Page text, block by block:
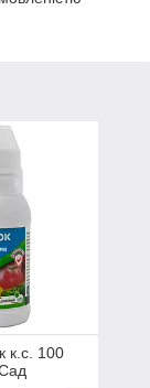
к.с. 100